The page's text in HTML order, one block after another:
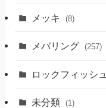
メッキ (8)
メバリング (257)
ロックフィッシュ
未分類 (1)